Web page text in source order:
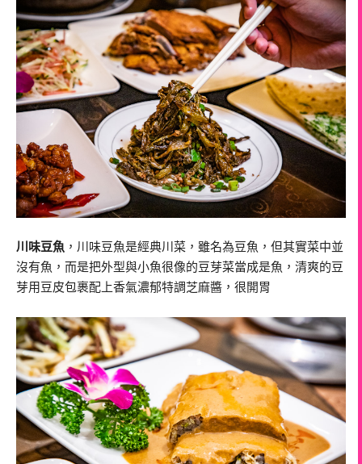
川味豆魚 ，川味豆魚是經典川菜，雖名為豆魚，但其實菜中並
沒有魚，而是把外型與小魚很像的豆芽菜當成是魚，清爽的豆
芽用豆皮包裹配上香氣濃郁特調芝麻醬，很開胃